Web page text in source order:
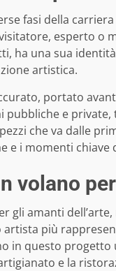
fasi della carriera
esperto o
ha una sua
artistica.
portato
pubbliche e
che va dalle
e i momenti chiave
volano
amanti
più
in questo
e la